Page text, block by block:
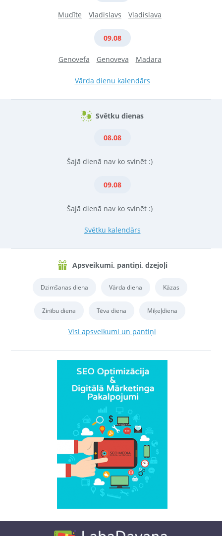
Mudīte Vladislavs Vladislava
09.08
Genovefa Genoveva Madara
Vārda dienu kalendārs
Svētku dienas
08.08
Šajā dienā nav ko svinēt :)
09.08
Šajā dienā nav ko svinēt :)
Svētku kalendārs
Apsveikumi, pantiņi, dzejoļi
Dzimšanas diena Vārda diena Kāzas
Zinību diena Tēva diena Miķeļdiena
Visi apsveikumi un pantiņi